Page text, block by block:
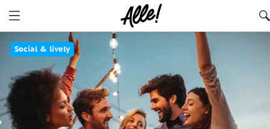
Social & lively